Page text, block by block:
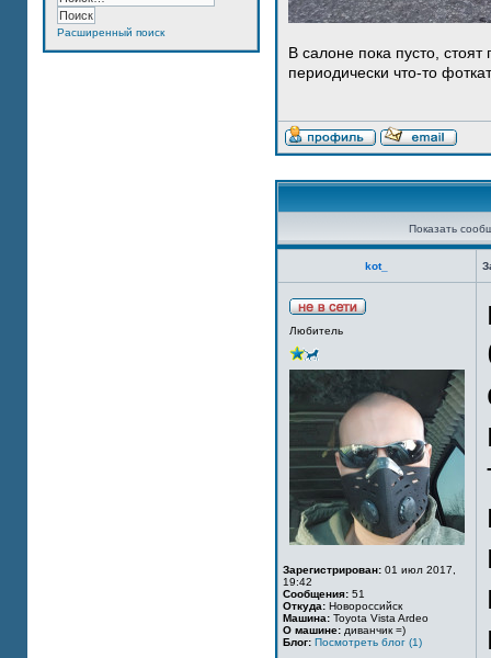
Расширенный поиск
В салоне пока пусто,
периодически что-то
Показать
kot_
Любитель
Зарегистрирован: 01 июл 2017,
19:42
Сообщения: 51
Откуда: Новороссийск
Машина: Toyota Vista Ardeo
О машине: диванчик =)
Блог: Посмотреть блог (1)